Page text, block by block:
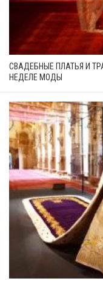
СВАДЕБНЫЕ ПЛАТЬЯ И
НЕДЕЛЕ МОДЫ